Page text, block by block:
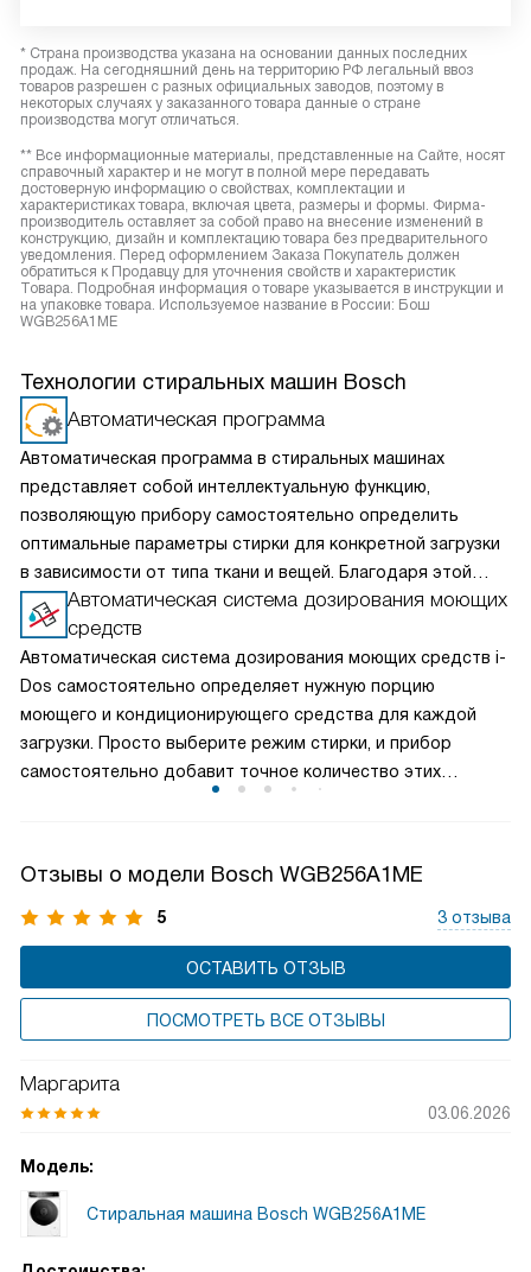
* Страна производства указана на основании данных последних
продаж. На сегодняшний день на территорию РФ легальный ввоз
товаров разрешен с разных официальных заводов, поэтому в
некоторых случаях у заказанного товара данные о стране
производства могут отличаться.
** Все информационные материалы, представленные на Сайте, носят
справочный характер и не могут в полной мере передавать
достоверную информацию о свойствах, комплектации и
характеристиках товара, включая цвета, размеры и формы. Фирма-
производитель оставляет за собой право на внесение изменений в
конструкцию, дизайн и комплектацию товара без предварительного
уведомления. Перед оформлением Заказа Покупатель должен
обратиться к Продавцу для уточнения свойств и характеристик
Товара. Подробная информация о товаре указывается в инструкции и
на упаковке товара. Используемое название в России: Бош
WGB256A1ME
Технологии стиральных машин Bosch
Автоматическая программа
Автоматическая программа в стиральных машинах
представляет собой интеллектуальную функцию,
позволяющую прибору самостоятельно определить
оптимальные параметры стирки для конкретной загрузки
в зависимости от типа ткани и вещей. Благодаря этой
функции, вам не нужно беспокоиться о выборе
правильных настроек, так как машина сделает это за вас.
Просто поместите белье в барабан, выберите нужную
программу и запустите стирку.
Автоматическая система дозирования моющих
средств
Автоматическая система дозирования моющих средств i-
Dos самостоятельно определяет нужную порцию
моющего и кондиционирующего средства для каждой
загрузки. Просто выберите режим стирки, и прибор
самостоятельно добавит точное количество этих
экономите деньги, исключая перерасход средств.
Отзывы о модели Bosch WGB256A1ME
5 3 отзыва
ОСТАВИТЬ ОТЗЫВ
ПОСМОТРЕТЬ ВСЕ ОТЗЫВЫ
Маргарита
03.06.2026
Модель:
Стиральная машина Bosch WGB256A1ME